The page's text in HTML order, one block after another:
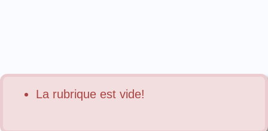
La rubrique est vide!